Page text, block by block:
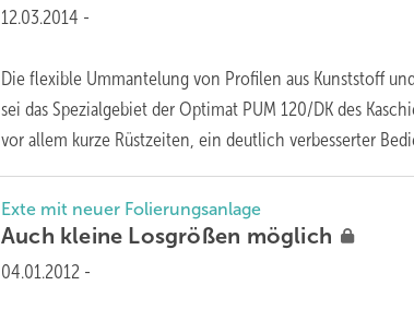
12.03.2014 -
Die flexible Ummantelung von Profilen aus Kunststoff
sei das Spezialgebiet der Optimat PUM 120/DK des
vor allem kurze Rüstzeiten, ein deutlich verbesserter
Exte mit neuer Folierungsanlage
Auch kleine Losgrößen möglich
04.01.2012 -